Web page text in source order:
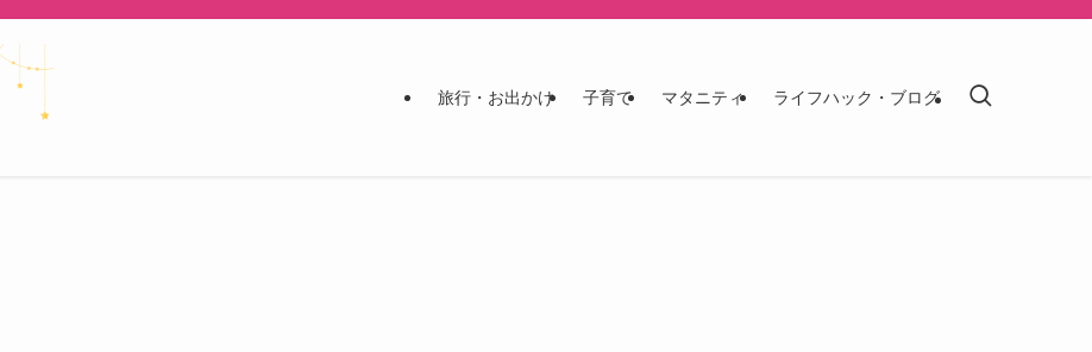
旅行・お出かけ 子育て マタニティ ライフハック・ブログ